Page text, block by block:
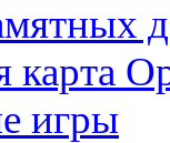
карта
игры